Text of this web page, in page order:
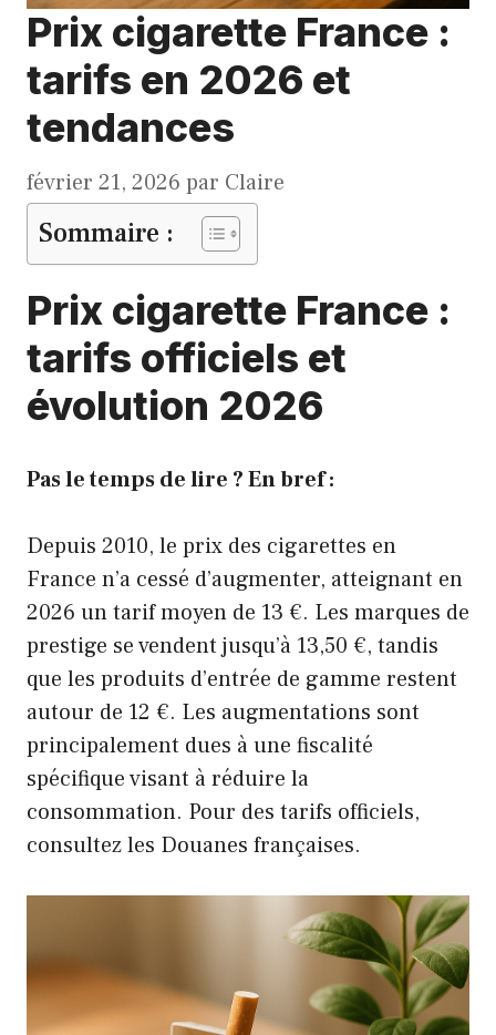
Prix cigarette France :
tarifs en 2026 et
tendances
février 21, 2026 par Claire
Sommaire :
Prix cigarette France :
tarifs officiels et
évolution 2026
Pas le temps de lire ? En bref :
Depuis 2010, le prix des cigarettes en
France n’a cessé d’augmenter, atteignant en
2026 un tarif moyen de 13 €. Les marques de
prestige se vendent jusqu’à 13,50 €, tandis
que les produits d’entrée de gamme restent
autour de 12 €. Les augmentations sont
principalement dues à une fiscalité
spécifique visant à réduire la
consommation. Pour des tarifs officiels,
consultez les Douanes françaises.